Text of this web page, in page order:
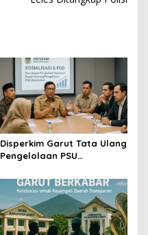
Disperkim Garut Tata Ulang
Pengelolaan PSU